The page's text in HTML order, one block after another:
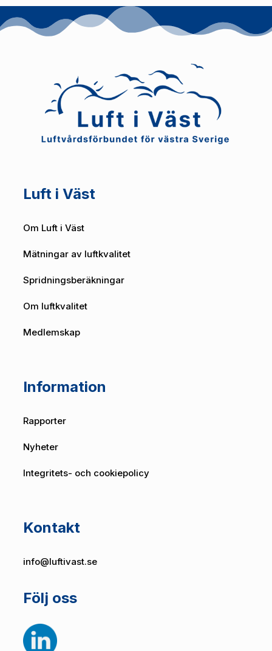
Luft i Väst
Om Luft i Väst
Mätningar av luftkvalitet
Spridningsberäkningar
Om luftkvalitet
Medlemskap
Information
Rapporter
Nyheter
Integritets- och cookiepolicy
Kontakt
info@luftivast.se
Följ oss